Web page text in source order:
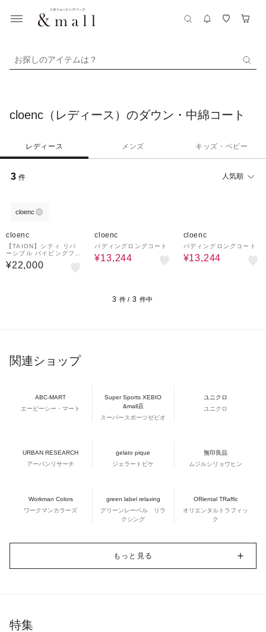
お探しのアイテムは？
cloenc（レディース）のダウン・中綿コート
レディース メンズ キッズ・ベビー
3 件 人気順
cloenc
cloenc
【TAION】シティ リバ
ーシブル パイピングフー
ド ダウン×ボア コート
¥22,000
cloenc
パディングロングコート
¥13,244
cloenc
パディングロングコート
¥13,244
3 件 / 3 件中
関連ショップ
ABC-MART
エービーシー・マート
Super Sports XEBIO
&mall店
スーパースポーツゼビオ
ユニクロ
ユニクロ
URBAN RESEARCH
アーバンリサーチ
gelato pique
ジェラートピケ
無印良品
ムジルシリョウヒン
Workman Colors
ワークマンカラーズ
green label relaxing
グリーンレーベル リラ
クシング
ORiental TRaffic
オリエンタルトラフィッ
ク
もっと見る
特集